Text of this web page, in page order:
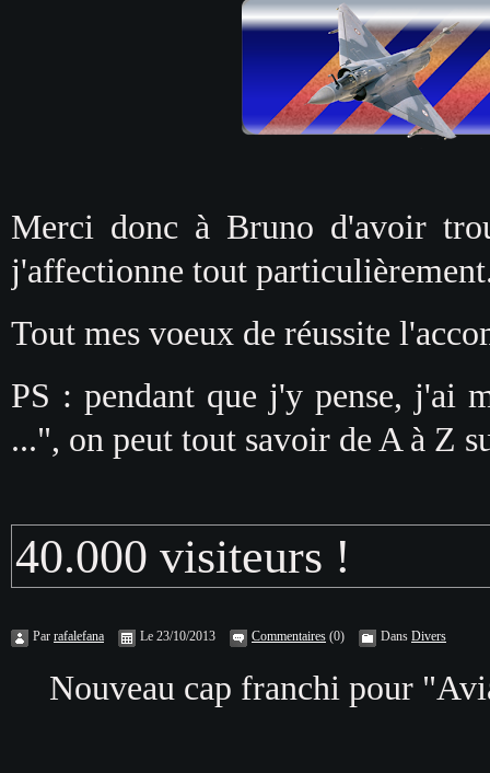
Merci donc à Bruno d'avoir
j'affectionne tout
Tout mes voeux de réussite
PS : pendant que j'y pense, j'ai
...", on peut tout savoir de A à Z
40.000 visiteurs !
Par rafalefana Le 23/10/2013 Commentaires (0) Dans Divers
Nouveau cap franchi pour